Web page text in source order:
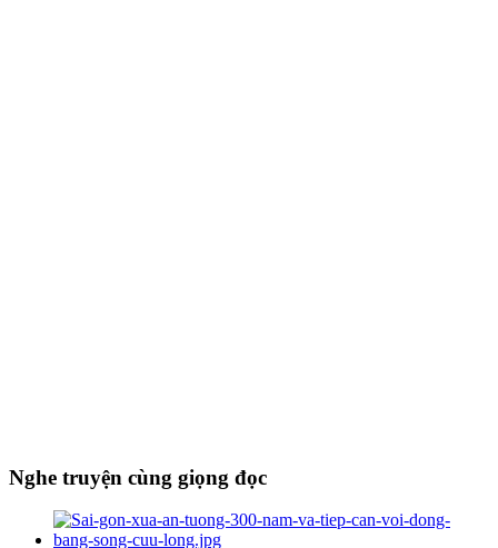
Nghe truyện cùng giọng đọc